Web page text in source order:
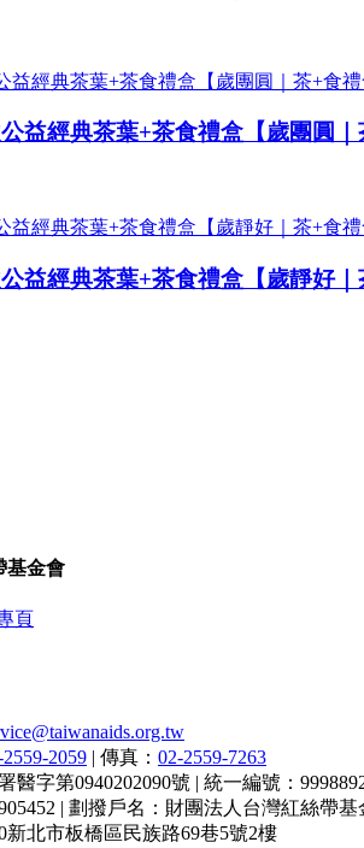
益經典茶葉+茶食禮盒【歲團圓
益經典茶葉+茶食禮盒【歲靜好
基金會
頁
2059 | 傳真： 02-2559-7263
醫字第0940202090號 | 統一編號：
| 劃撥戶名：財團法人台灣紅絲帶基
新北市板橋區民族路69巷5號2樓